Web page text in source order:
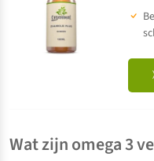
Wat zijn omega 3